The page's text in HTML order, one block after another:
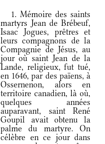
1. Mémoire des saints
martyrs Jean de Brébeuf,
Isaac Jogues, prêtres et
leurs compagnons de la
Compagnie de Jésus, au
jour où saint Jean de la
Lande, religieux, fut tué,
en 1646, par des païens, à
Ossernenon, alors en
territoire canadien, là où,
quelques années
auparavant, saint René
Goupil avait obtenu la
palme du martyre. On
célèbre en ce jour dans